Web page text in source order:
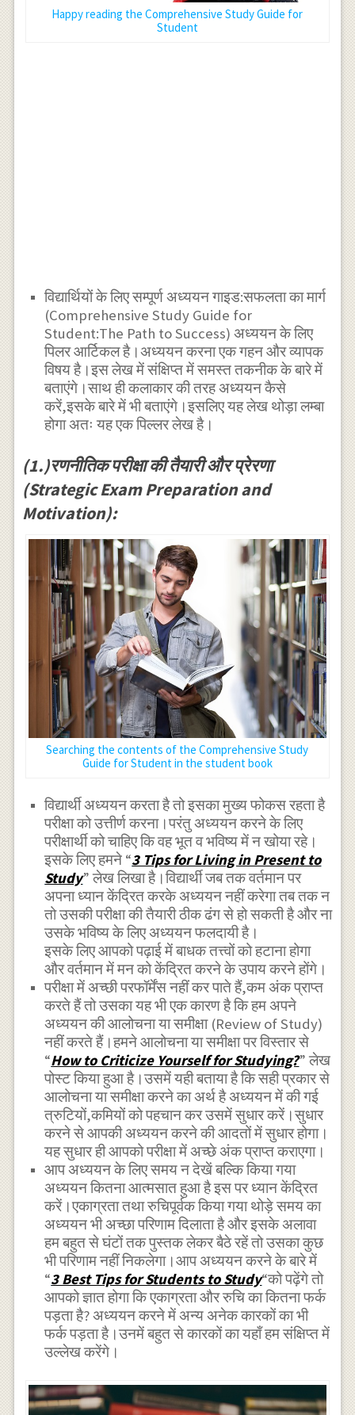
Happy reading the Comprehensive Study Guide for
Student
विद्यार्थियों के लिए सम्पूर्ण अध्ययन गाइड:सफलता का मार्ग
(Comprehensive Study Guide for
Student:The Path to Success) अध्ययन के लिए
पिलर आर्टिकल है।अध्ययन करना एक गहन और व्यापक
विषय है।इस लेख में संक्षिप्त में समस्त तकनीक के बारे में
बताएंगे।साथ ही कलाकार की तरह अध्ययन कैसे
करें,इसके बारे में भी बताएंगे।इसलिए यह लेख थोड़ा लम्बा
होगा अतः यह एक पिल्लर लेख है।
(1.)रणनीतिक परीक्षा की तैयारी और प्रेरणा
(Strategic Exam Preparation and
Motivation):
Searching the contents of the Comprehensive Study
Guide for Student in the student book
विद्यार्थी अध्ययन करता है तो इसका मुख्य फोकस रहता है
परीक्षा को उत्तीर्ण करना।परंतु अध्ययन करने के लिए
परीक्षार्थी को चाहिए कि वह भूत व भविष्य में न खोया रहे।
इसके लिए हमने “3 Tips for Living in Present to
Study” लेख लिखा है।विद्यार्थी जब तक वर्तमान पर
अपना ध्यान केंद्रित करके अध्ययन नहीं करेगा तब तक न
तो उसकी परीक्षा की तैयारी ठीक ढंग से हो सकती है और ना
उसके भविष्य के लिए अध्ययन फलदायी है।
इसके लिए आपको पढ़ाई में बाधक तत्त्वों को हटाना होगा
और वर्तमान में मन को केंद्रित करने के उपाय करने होंगे।
परीक्षा में अच्छी परफॉर्मेंस नहीं कर पाते हैं,कम अंक प्राप्त
करते हैं तो उसका यह भी एक कारण है कि हम अपने
अध्ययन की आलोचना या समीक्षा (Review of Study)
नहीं करते हैं।हमने आलोचना या समीक्षा पर विस्तार से
“How to Criticize Yourself for Studying?” लेख
पोस्ट किया हुआ है।उसमें यही बताया है कि सही प्रकार से
आलोचना या समीक्षा करने का अर्थ है अध्ययन में की गई
त्रुटियों,कमियों को पहचान कर उसमें सुधार करें।सुधार
करने से आपकी अध्ययन करने की आदतों में सुधार होगा।
यह सुधार ही आपको परीक्षा में अच्छे अंक प्राप्त कराएगा।
आप अध्ययन के लिए समय न देखें बल्कि किया गया
अध्ययन कितना आत्मसात हुआ है इस पर ध्यान केंद्रित
करें।एकाग्रता तथा रुचिपूर्वक किया गया थोड़े समय का
अध्ययन भी अच्छा परिणाम दिलाता है और इसके अलावा
हम बहुत से घंटों तक पुस्तक लेकर बैठे रहें तो उसका कुछ
भी परिणाम नहीं निकलेगा।आप अध्ययन करने के बारे में
“3 Best Tips for Students to Study“को पढ़ेंगे तो
आपको ज्ञात होगा कि एकाग्रता और रुचि का कितना फर्क
पड़ता है? अध्ययन करने में अन्य अनेक कारकों का भी
फर्क पड़ता है।उनमें बहुत से कारकों का यहाँ हम संक्षिप्त में
उल्लेख करेंगे।